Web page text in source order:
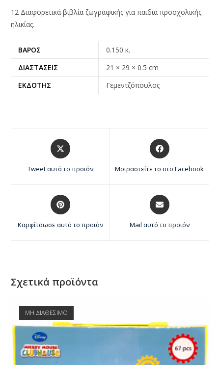
12 Διαφορετικά βιβλία ζωγραφικής για παιδιά προσχολικής
ηλικίας.
ΒΆΡΟΣ
0.150 κ.
ΔΙΑΣΤΆΣΕΙΣ
21 × 29 × 0.5 cm
ΕΚΔΌΤΗΣ
Γεμεντζόπουλος
Tweet αυτό το προϊόν Μοιραστείτε το στο Facebook
Καρφίτσωσε αυτό το προϊόν Mail αυτό το προϊόν
Σχετικά προϊόντα
ΜΗ ΔΙΑΘΕΣΙΜΟ